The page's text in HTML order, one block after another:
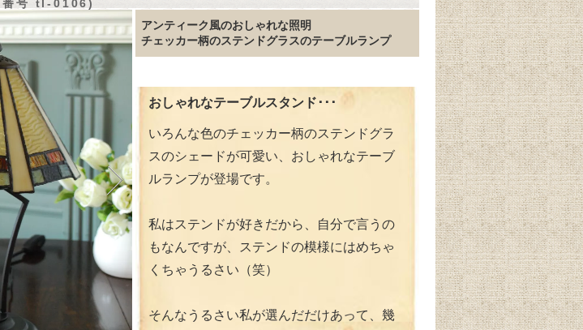
番号 tl-0106)
アンティーク風のおしゃれな照明
チェッカー柄のステンドグラスのテーブルランプ
おしゃれなテーブルスタンド･･･
いろんな色のチェッカー柄のステンドグラ
スのシェードが可愛い、おしゃれなテーブ
ルランプが登場です。
私はステンドが好きだから、自分で言うの
もなんですが、ステンドの模様にはめちゃ
くちゃうるさい（笑）
そんなうるさい私が選んだだけあって、幾